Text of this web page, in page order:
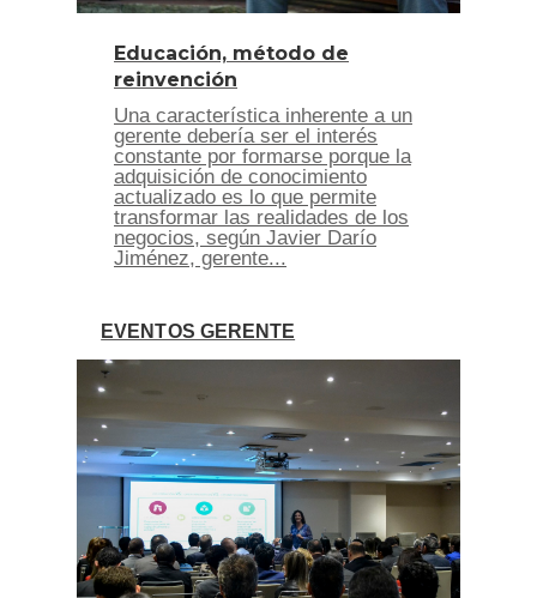
Educación, método de
reinvención
Una característica inherente a un
gerente debería ser el interés
constante por formarse porque la
adquisición de conocimiento
actualizado es lo que permite
transformar las realidades de los
negocios, según Javier Darío
Jiménez, gerente...
EVENTOS GERENTE